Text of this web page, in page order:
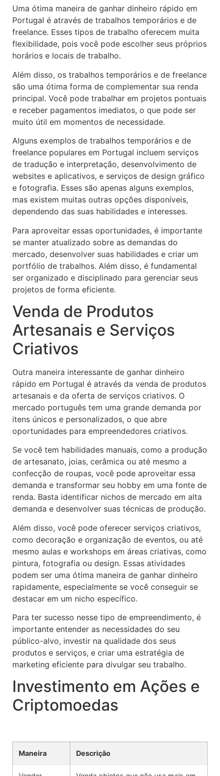
Uma ótima maneira de ganhar dinheiro rápido em
Portugal é através de trabalhos temporários e de
freelance. Esses tipos de trabalho oferecem muita
flexibilidade, pois você pode escolher seus próprios
horários e locais de trabalho.
Além disso, os trabalhos temporários e de freelance
são uma ótima forma de complementar sua renda
principal. Você pode trabalhar em projetos pontuais
e receber pagamentos imediatos, o que pode ser
muito útil em momentos de necessidade.
Alguns exemplos de trabalhos temporários e de
freelance populares em Portugal incluem serviços
de tradução e interpretação, desenvolvimento de
websites e aplicativos, e serviços de design gráfico
e fotografia. Esses são apenas alguns exemplos,
mas existem muitas outras opções disponíveis,
dependendo das suas habilidades e interesses.
Para aproveitar essas oportunidades, é importante
se manter atualizado sobre as demandas do
mercado, desenvolver suas habilidades e criar um
portfólio de trabalhos. Além disso, é fundamental
ser organizado e disciplinado para gerenciar seus
projetos de forma eficiente.
Venda de Produtos
Artesanais e Serviços
Criativos
Outra maneira interessante de ganhar dinheiro
rápido em Portugal é através da venda de produtos
artesanais e da oferta de serviços criativos. O
mercado português tem uma grande demanda por
itens únicos e personalizados, o que abre
oportunidades para empreendedores criativos.
Se você tem habilidades manuais, como a produção
de artesanato, joias, cerâmica ou até mesmo a
confecção de roupas, você pode aproveitar essa
demanda e transformar seu hobby em uma fonte de
renda. Basta identificar nichos de mercado em alta
demanda e desenvolver suas técnicas de produção.
Além disso, você pode oferecer serviços criativos,
como decoração e organização de eventos, ou até
mesmo aulas e workshops em áreas criativas, como
pintura, fotografia ou design. Essas atividades
podem ser uma ótima maneira de ganhar dinheiro
rapidamente, especialmente se você conseguir se
destacar em um nicho específico.
Para ter sucesso nesse tipo de empreendimento, é
importante entender as necessidades do seu
público-alvo, investir na qualidade dos seus
produtos e serviços, e criar uma estratégia de
marketing eficiente para divulgar seu trabalho.
Investimento em Ações e
Criptomoedas
Maneira Descrição